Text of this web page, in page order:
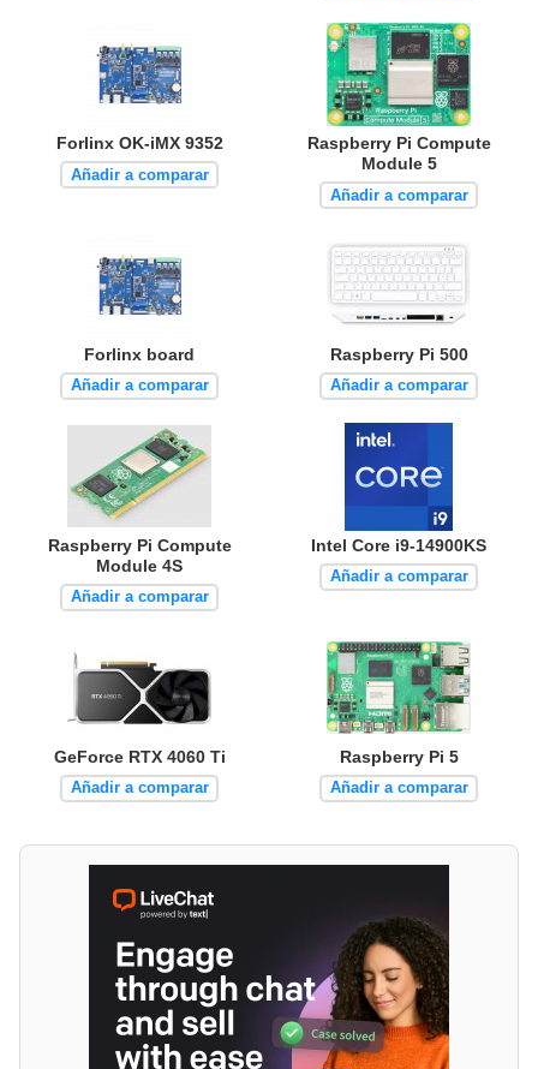
Forlinx OK-iMX 9352
Añadir a comparar
Raspberry Pi Compute
Module 5
Añadir a comparar
Forlinx board
Añadir a comparar
Raspberry Pi 500
Añadir a comparar
Raspberry Pi Compute
Module 4S
Añadir a comparar
Intel Core i9-14900KS
Añadir a comparar
GeForce RTX 4060 Ti
Añadir a comparar
Raspberry Pi 5
Añadir a comparar